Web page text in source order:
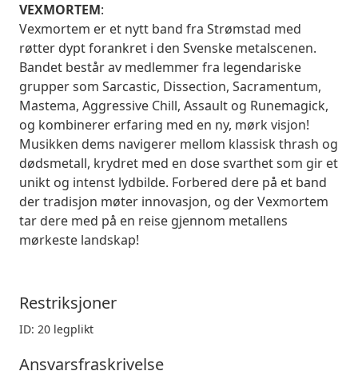
VEXMORTEM:
Vexmortem er et nytt band fra Strømstad med
røtter dypt forankret i den Svenske metalscenen.
Bandet består av medlemmer fra legendariske
grupper som Sarcastic, Dissection, Sacramentum,
Mastema, Aggressive Chill, Assault og Runemagick,
og kombinerer erfaring med en ny, mørk visjon!
Musikken dems navigerer mellom klassisk thrash og
dødsmetall, krydret med en dose svarthet som gir et
unikt og intenst lydbilde. Forbered dere på et band
der tradisjon møter innovasjon, og der Vexmortem
tar dere med på en reise gjennom metallens
mørkeste landskap!
Restriksjoner
ID: 20 legplikt
Ansvarsfraskrivelse